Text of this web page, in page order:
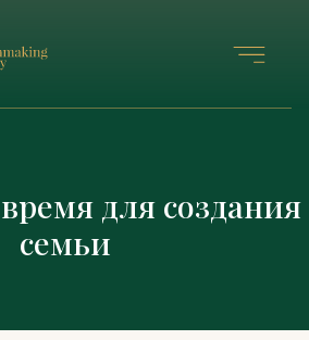
для создания
семьи